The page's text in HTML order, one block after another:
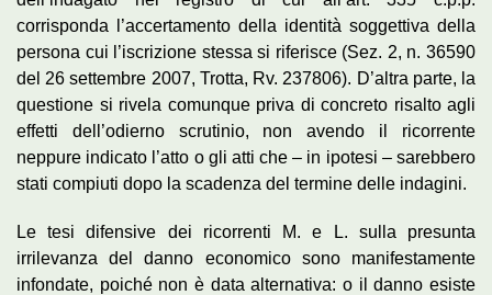
corrisponda l’accertamento della identità soggettiva della
persona cui l’iscrizione stessa si riferisce (Sez. 2, n. 36590
del 26 settembre 2007, Trotta, Rv. 237806). D’altra parte, la
questione si rivela comunque priva di concreto risalto agli
effetti dell’odierno scrutinio, non avendo il ricorrente
neppure indicato l’atto o gli atti che – in ipotesi – sarebbero
stati compiuti dopo la scadenza del termine delle indagini.
Le tesi difensive dei ricorrenti M. e L. sulla presunta
irrilevanza del danno economico sono manifestamente
infondate, poiché non è data alternativa: o il danno esiste